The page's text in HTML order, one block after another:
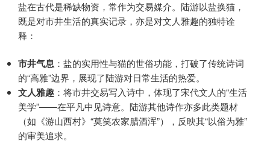
盐在古代是稀缺物资，常作为交易媒介。陆游以盐换猫，
既是对市井生活的真实记录，亦是对文人雅趣的独特诠
释：
市井气息 ：盐的实用性与猫的世俗功能，打破了传统诗词
的“高雅”边界，展现了陆游对日常生活的热爱。
文人雅趣 ：将市井交易写入诗中，体现了宋代文人的“生活
美学”——在平凡中见诗意。陆游其他诗作亦多此类题材
（如《游山西村》“莫笑农家腊酒浑”），反映其“以俗为雅”
的审美追求。